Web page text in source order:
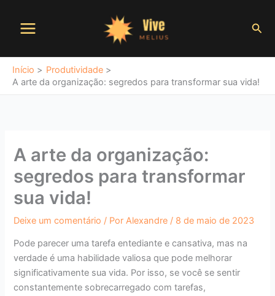
Início
Produtividade
A arte da organização: segredos para transformar sua vida!
A arte da organização:
segredos para transformar
sua vida!
Deixe um comentário / PorAlexandre / 8 de maio de 2023
Pode parecer uma tarefa entediante e cansativa, mas na
verdade é uma habilidade valiosa que pode melhorar
significativamente sua vida. Por isso, se você se sentir
constantemente sobrecarregado com tarefas,
s
u
r